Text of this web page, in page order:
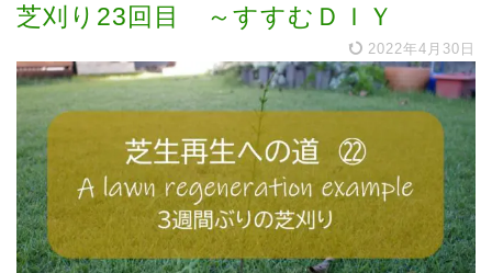
芝刈り23回目 ～すすむＤＩＹ
2022年4月30日